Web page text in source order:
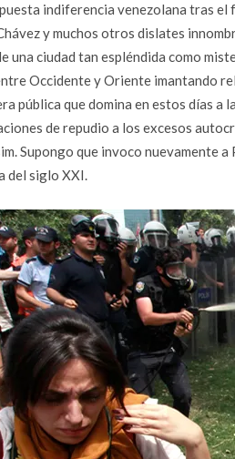
indiferencia venezolana tras
y muchos otros dislates
una ciudad tan espléndida como
Occidente y Oriente imantando
pública que domina en estos días a
de repudio a los excesos
Supongo que invoco nuevamente
del siglo XXI.